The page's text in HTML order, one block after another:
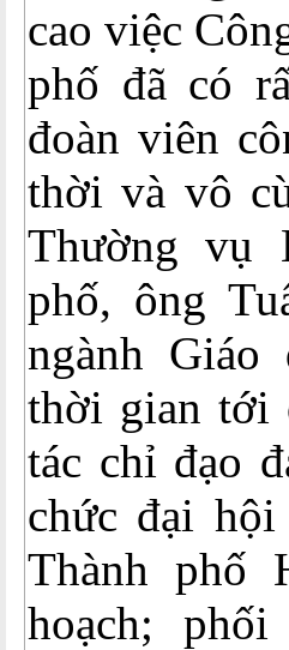
cao việc
phố đã có
đoàn viên
thời và vô
Thường vụ
phố, ông
ngành
thời gian tới
tác chỉ đạo
chức đại hội
Thành phố
hoạch;